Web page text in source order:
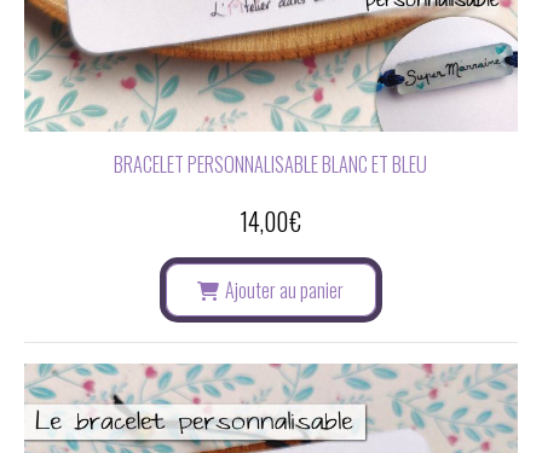
BRACELET PERSONNALISABLE BLANC ET BLEU
14,00€
Ajouter au panier